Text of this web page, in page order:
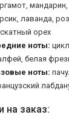
мандарин,
лаванда,
орех
ноты:
белая
ноты:
на заказ: